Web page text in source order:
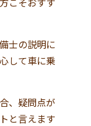
士の説明に
して車に乗
、疑問点が
と言えます